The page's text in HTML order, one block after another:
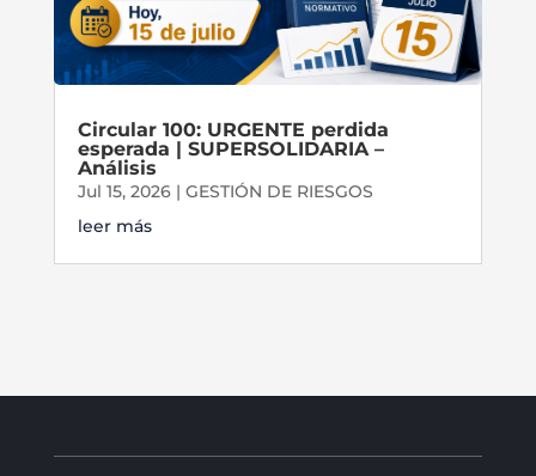
Circular 100: URGENTE perdida
esperada | SUPERSOLIDARIA –
Análisis
Jul 15, 2026| GESTIÓN DE RIESGOS
leer más